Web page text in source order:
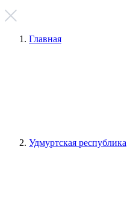
Главная
Удмуртская республика